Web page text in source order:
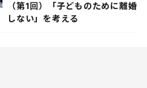
（第1回）「子どものために離婚
しない」を考える